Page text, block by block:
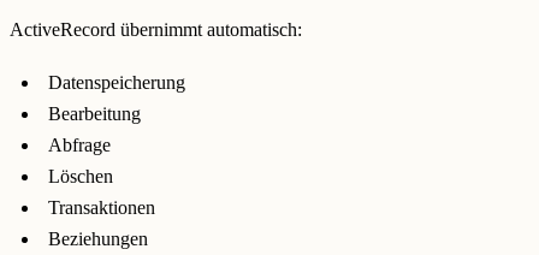
ActiveRecord übernimmt automatisch:
Datenspeicherung
Bearbeitung
Abfrage
Löschen
Transaktionen
Beziehungen